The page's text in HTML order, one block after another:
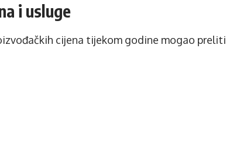
i usluge
cijena tijekom godine mogao preliti